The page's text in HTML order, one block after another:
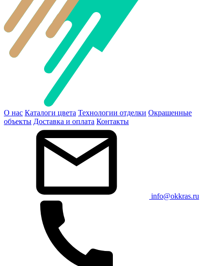
О нас Каталоги цвета Технологии отделки Окрашенные
объекты Доставка и оплата Контакты
info@okkras.ru